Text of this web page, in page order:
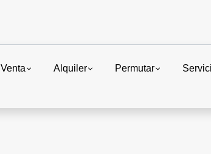
Venta Alquiler Permutar